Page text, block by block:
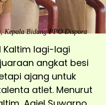
Kepala Bidang PPO Dispora
Kaltim lagi-lagi
angkat besi
ajang untuk
atlet. Menurut